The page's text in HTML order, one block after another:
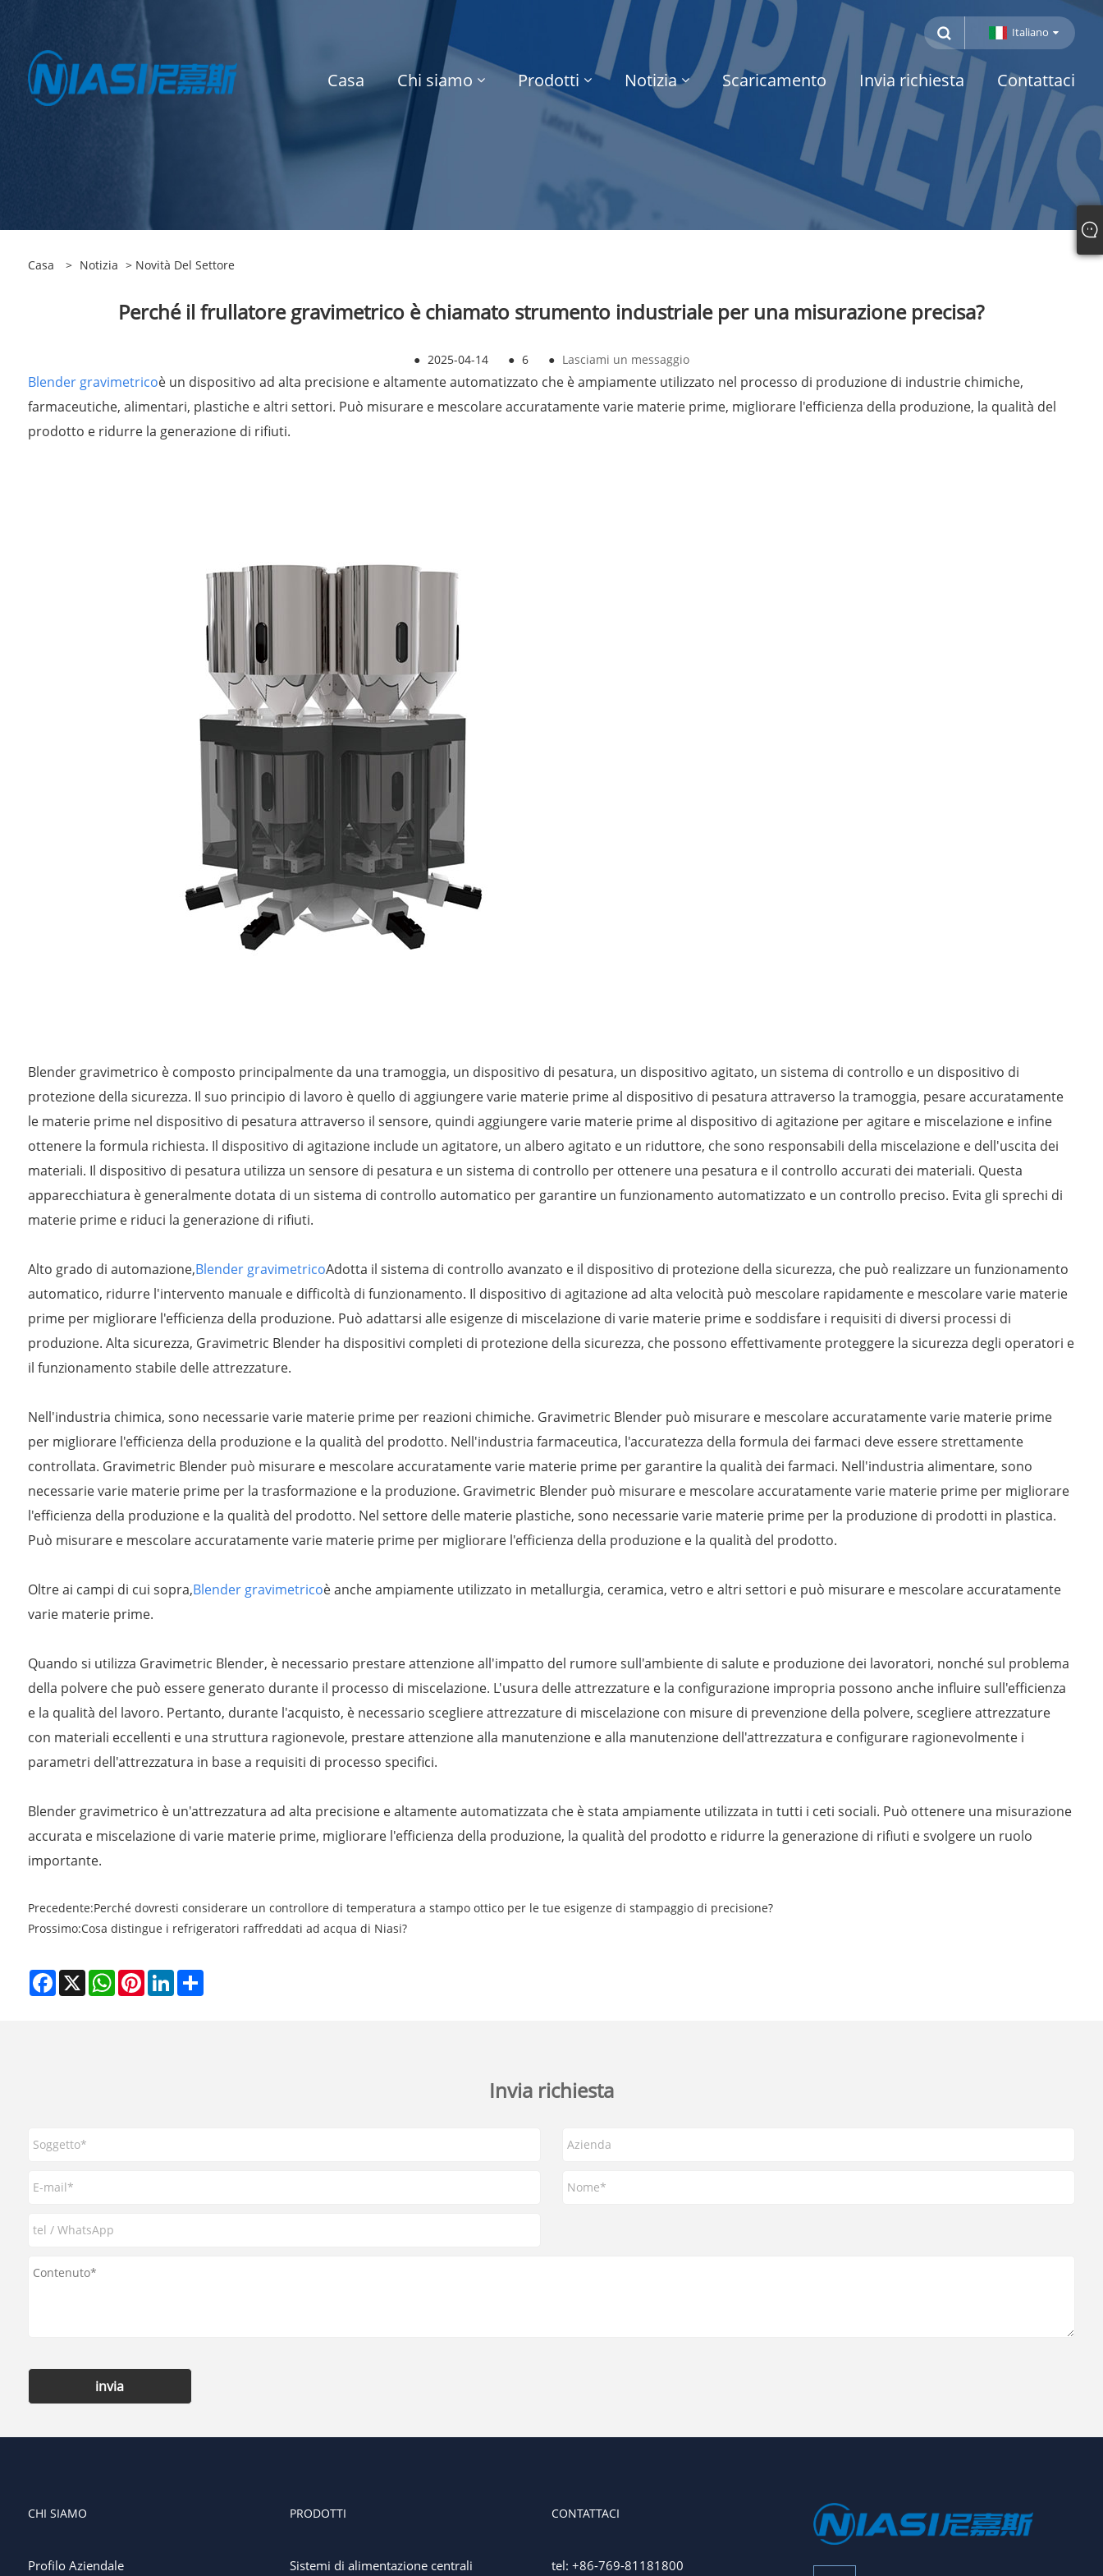
Italiano
Casa Chi siamo Prodotti Notizia Scaricamento Invia richiesta Contattaci
Casa > Notizia > Novità Del Settore
Perché il frullatore gravimetrico è chiamato strumento industriale per una misurazione precisa?
● 2025-04-14 ● 6 ● Lasciami un messaggio
Blender gravimetricoè un dispositivo ad alta precisione e altamente automatizzato che è ampiamente utilizzato nel processo di produzione di industrie chimiche,
farmaceutiche, alimentari, plastiche e altri settori. Può misurare e mescolare accuratamente varie materie prime, migliorare l'efficienza della produzione, la qualità del
prodotto e ridurre la generazione di rifiuti.
Blender gravimetrico è composto principalmente da una tramoggia, un dispositivo di pesatura, un dispositivo agitato, un sistema di controllo e un dispositivo di
protezione della sicurezza. Il suo principio di lavoro è quello di aggiungere varie materie prime al dispositivo di pesatura attraverso la tramoggia, pesare accuratamente
le materie prime nel dispositivo di pesatura attraverso il sensore, quindi aggiungere varie materie prime al dispositivo di agitazione per agitare e miscelazione e infine
ottenere la formula richiesta. Il dispositivo di agitazione include un agitatore, un albero agitato e un riduttore, che sono responsabili della miscelazione e dell'uscita dei
materiali. Il dispositivo di pesatura utilizza un sensore di pesatura e un sistema di controllo per ottenere una pesatura e il controllo accurati dei materiali. Questa
apparecchiatura è generalmente dotata di un sistema di controllo automatico per garantire un funzionamento automatizzato e un controllo preciso. Evita gli sprechi di
materie prime e riduci la generazione di rifiuti.
Alto grado di automazione,Blender gravimetricoAdotta il sistema di controllo avanzato e il dispositivo di protezione della sicurezza, che può realizzare un funzionamento
automatico, ridurre l'intervento manuale e difficoltà di funzionamento. Il dispositivo di agitazione ad alta velocità può mescolare rapidamente e mescolare varie materie
prime per migliorare l'efficienza della produzione. Può adattarsi alle esigenze di miscelazione di varie materie prime e soddisfare i requisiti di diversi processi di
produzione. Alta sicurezza, Gravimetric Blender ha dispositivi completi di protezione della sicurezza, che possono effettivamente proteggere la sicurezza degli operatori e
il funzionamento stabile delle attrezzature.
Nell'industria chimica, sono necessarie varie materie prime per reazioni chimiche. Gravimetric Blender può misurare e mescolare accuratamente varie materie prime
per migliorare l'efficienza della produzione e la qualità del prodotto. Nell'industria farmaceutica, l'accuratezza della formula dei farmaci deve essere strettamente
controllata. Gravimetric Blender può misurare e mescolare accuratamente varie materie prime per garantire la qualità dei farmaci. Nell'industria alimentare, sono
necessarie varie materie prime per la trasformazione e la produzione. Gravimetric Blender può misurare e mescolare accuratamente varie materie prime per migliorare
l'efficienza della produzione e la qualità del prodotto. Nel settore delle materie plastiche, sono necessarie varie materie prime per la produzione di prodotti in plastica.
Può misurare e mescolare accuratamente varie materie prime per migliorare l'efficienza della produzione e la qualità del prodotto.
Oltre ai campi di cui sopra,Blender gravimetricoè anche ampiamente utilizzato in metallurgia, ceramica, vetro e altri settori e può misurare e mescolare accuratamente
varie materie prime.
Quando si utilizza Gravimetric Blender, è necessario prestare attenzione all'impatto del rumore sull'ambiente di salute e produzione dei lavoratori, nonché sul problema
della polvere che può essere generato durante il processo di miscelazione. L'usura delle attrezzature e la configurazione impropria possono anche influire sull'efficienza
e la qualità del lavoro. Pertanto, durante l'acquisto, è necessario scegliere attrezzature di miscelazione con misure di prevenzione della polvere, scegliere attrezzature
con materiali eccellenti e una struttura ragionevole, prestare attenzione alla manutenzione e alla manutenzione dell'attrezzatura e configurare ragionevolmente i
parametri dell'attrezzatura in base a requisiti di processo specifici.
Blender gravimetrico è un'attrezzatura ad alta precisione e altamente automatizzata che è stata ampiamente utilizzata in tutti i ceti sociali. Può ottenere una misurazione
accurata e miscelazione di varie materie prime, migliorare l'efficienza della produzione, la qualità del prodotto e ridurre la generazione di rifiuti e svolgere un ruolo
importante.
Precedente:Perché dovresti considerare un controllore di temperatura a stampo ottico per le tue esigenze di stampaggio di precisione?
Prossimo:Cosa distingue i refrigeratori raffreddati ad acqua di Niasi?
Facebook
X WhatsAppPinterestLinkedInShare
Invia richiesta
invia
CHI SIAMO
Profilo Aziendale
PRODOTTI
Sistemi di alimentazione centrali
CONTATTACI
tel: +86-769-81181800